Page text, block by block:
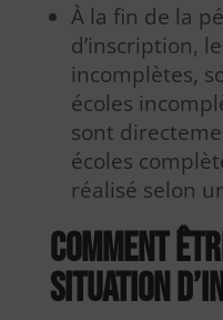
À la fin de la
d’inscription,
incomplètes,
écoles
sont
écoles
réalisé selon
Comment
situation